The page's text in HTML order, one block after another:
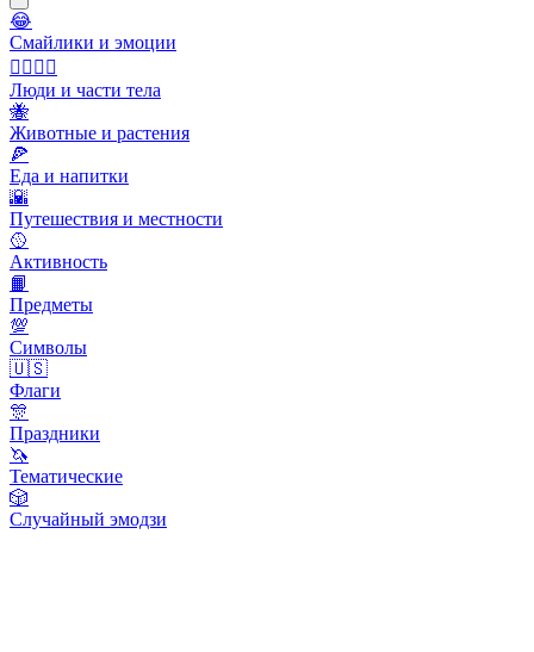
😂
Смайлики и эмоции
👩‍❤️‍💋‍👨
Люди и части тела
🐝
Животные и растения
🍕
Еда и напитки
🌇
Путешествия и местности
🥎
Активность
📙
Предметы
💯
Символы
🇺🇸
Флаги
🎊
Праздники
🦄
Тематические
🎲
Случайный эмодзи